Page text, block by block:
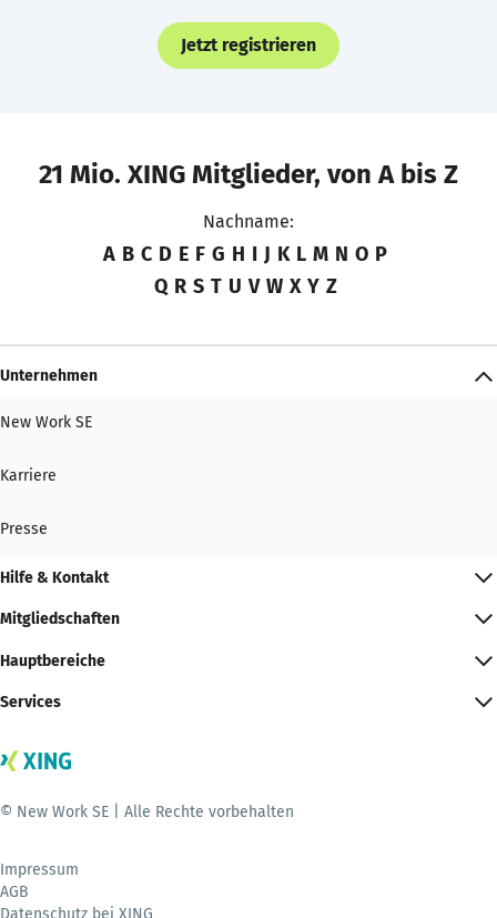
Jetzt registrieren
21 Mio. XING Mitglieder, von A bis Z
Nachname:
A B C D E F G H I J K L M N O P
Q R S T U V W X Y Z
Unternehmen
New Work SE
Karriere
Presse
Hilfe & Kontakt
Mitgliedschaften
Hauptbereiche
Services
© New Work SE | Alle Rechte vorbehalten
Impressum
AGB
Datenschutz bei XING